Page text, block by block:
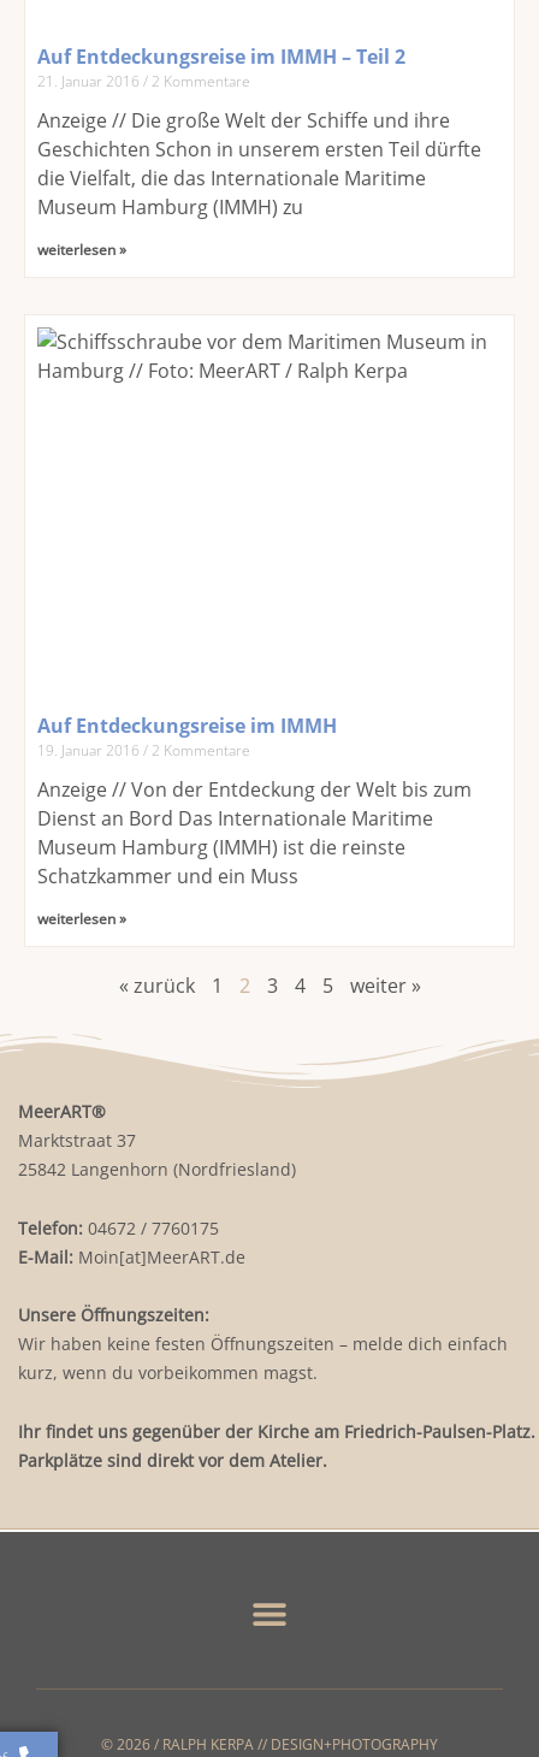
Auf Entdeckungsreise im IMMH – Teil 2
21. Januar 2016 2 Kommentare
Anzeige // Die große Welt der Schiffe und ihre
Geschichten Schon in unserem ersten Teil dürfte
die Vielfalt, die das Internationale Maritime
Museum Hamburg (IMMH) zu
weiterlesen »
Auf Entdeckungsreise im IMMH
19. Januar 2016 2 Kommentare
Anzeige // Von der Entdeckung der Welt bis zum
Dienst an Bord Das Internationale Maritime
Museum Hamburg (IMMH) ist die reinste
Schatzkammer und ein Muss
weiterlesen »
« zurück 1 2 3 4 5 weiter »
MeerART®
Marktstraat 37
25842 Langenhorn (Nordfriesland)
Telefon: 04672 / 7760175
E-Mail: Moin[at]MeerART.de
Unsere Öffnungszeiten:
Wir haben keine festen Öffnungszeiten – melde dich einfach
kurz, wenn du vorbeikommen magst.
Ihr findet uns gegenüber der Kirche am Friedrich-Paulsen-Platz.
Parkplätze sind direkt vor dem Atelier.
© 2026 / RALPH KERPA // DESIGN+PHOTOGRAPHY